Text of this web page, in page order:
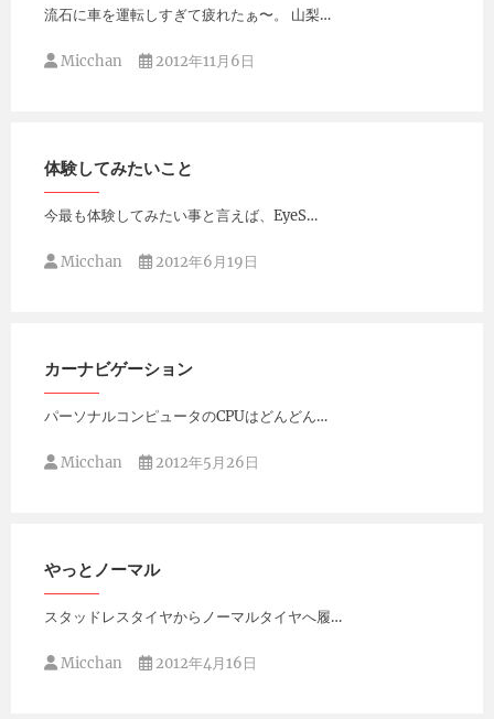
流石に車を運転しすぎて疲れたぁ〜。 山梨…
Micchan 2012年11月6日
体験してみたいこと
今最も体験してみたい事と言えば、EyeS…
Micchan 2012年6月19日
カーナビゲーション
パーソナルコンピュータのCPUはどんどん…
Micchan 2012年5月26日
やっとノーマル
スタッドレスタイヤからノーマルタイヤへ履…
Micchan 2012年4月16日